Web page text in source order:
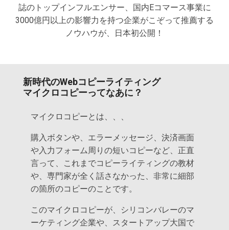
誌のトップインフルエンサー、国内Eコマース事業に
3000億円以上の影響力を持つ企業がこぞって推薦する
ノウハウが、日本初公開！
新時代のWebコピーライティング
マイクロコピーってなあに？
マイクロコピーとは、、、
購入ボタンや、エラーメッセージ、決済画面
や入力フォーム周りの短いコピーなど、正直
言って、これまでコピーライティングの教材
や、専門家が全く話さなかった、非常に細部
の箇所のコピーのことです。
このマイクロコピーが、シリコンバレーのマ
ーケティング企業や、スタートアップ大国で